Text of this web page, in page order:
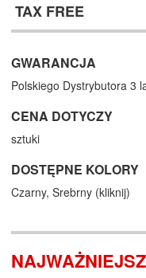
TAX FREE
GWARANCJA
Polskiego Dystrybutora 3
CENA DOTYCZY
sztuki
DOSTĘPNE KOLORY
Czarny, Srebrny (kliknij)